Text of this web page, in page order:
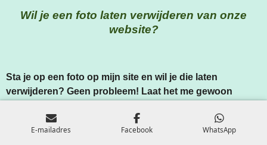
O
G
R
A
Wil je een foto laten verwijderen van onze
website?
Sta je op een foto op mijn site en wil je die laten
verwijderen? Geen probleem! Laat het me gewoon
Zorg er wel voor dat je de plaatsingsdatum, activiteit of
context, en alle andere handige details vermeldt, zodat ik
E-mailadres Facebook WhatsApp